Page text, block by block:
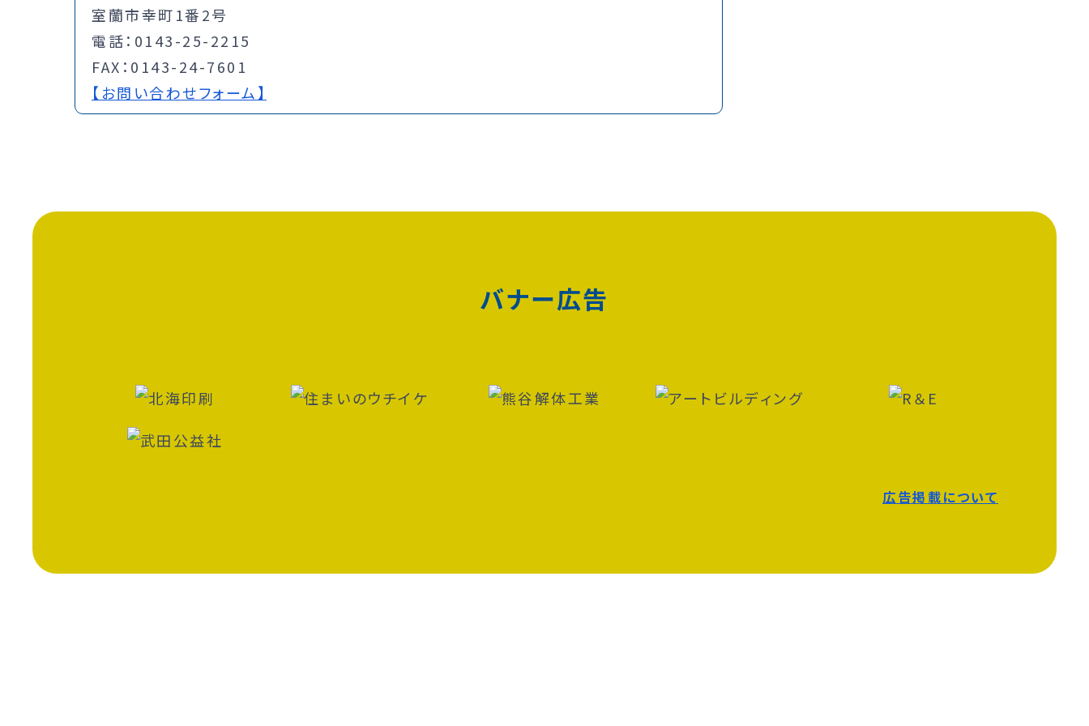
室蘭市幸町1番2号
電話：0143-25-2215
FAX：0143-24-7601
【お問い合わせフォーム】
バナー広告
広告掲載について